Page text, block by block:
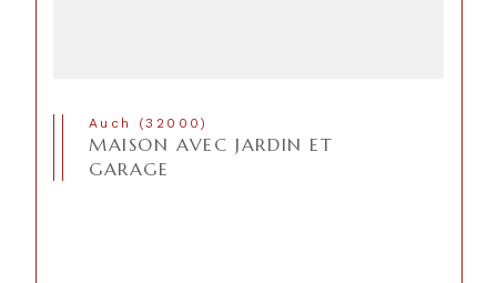
Auch (32000)
MAISON AVEC JARDIN ET
GARAGE